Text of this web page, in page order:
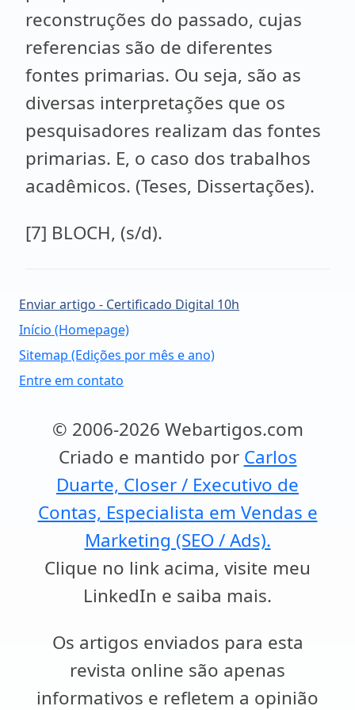
reconstruções do passado, cujas
referencias são de diferentes
fontes primarias. Ou seja, são as
diversas interpretações que os
pesquisadores realizam das fontes
primarias. E, o caso dos trabalhos
acadêmicos. (Teses, Dissertações).
[7] BLOCH, (s/d).
Enviar artigo - Certificado Digital 10h
Início (Homepage)
Sitemap (Edições por mês e ano)
Entre em contato
© 2006-2026 Webartigos.com
Criado e mantido por Carlos
Duarte, Closer / Executivo de
Contas, Especialista em Vendas e
Marketing (SEO / Ads).
Clique no link acima, visite meu
LinkedIn e saiba mais.
Os artigos enviados para esta
revista online são apenas
informativos e refletem a opinião